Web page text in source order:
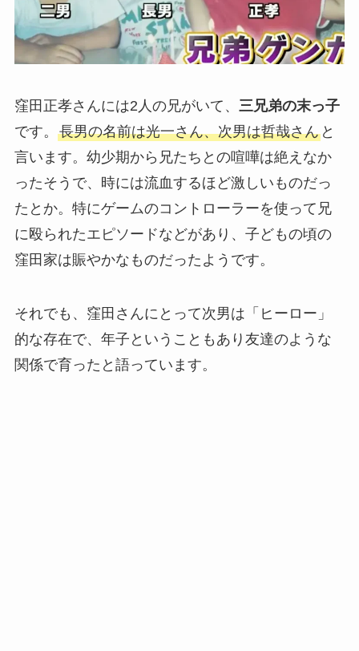
窪田正孝さんには2人の兄がいて、 三兄弟の末っ子
です。 長男の名前は光一さん、次男は哲哉さんと
言います。幼少期から兄たちとの喧嘩は絶えなか
ったそうで、時には流血するほど激しいものだっ
たとか。特にゲームのコントローラーを使って兄
に殴られたエピソードなどがあり、子どもの頃の
窪田家は賑やかなものだったようです。
それでも、窪田さんにとって次男は「ヒーロー」
的な存在で、年子ということもあり友達のような
関係で育ったと語っています。